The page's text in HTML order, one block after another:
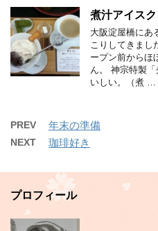
煮汁アイス
大阪淀屋橋にあ
こりしてきまし
ープン前からほ
ん。 神宗特製
いしい。（煮 …
PREV 年末の準備
NEXT 珈琲好き
プロフィール